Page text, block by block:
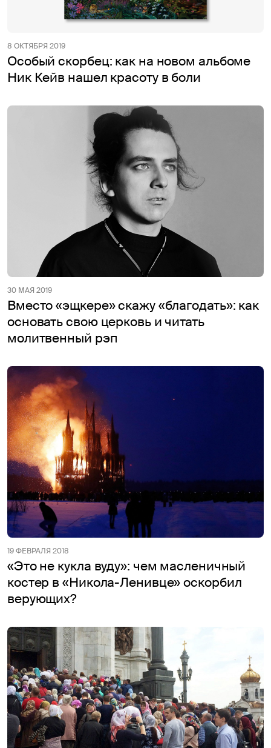
8 ОКТЯБРЯ 2019
Особый скорбец: как на новом альбоме
Ник Кейв нашел красоту в боли
30 МАЯ 2019
Вместо «эщкере» скажу «благодать»: как
основать свою церковь и читать
молитвенный рэп
19 ФЕВРАЛЯ 2018
«Это не кукла вуду»: чем масленичный
костер в «Никола-Ленивце» оскорбил
верующих?